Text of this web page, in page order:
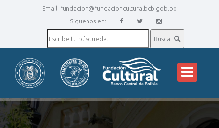
Email: fundacion@fundacionculturalbcb.gob.bo
Siguenos en:
Buscar